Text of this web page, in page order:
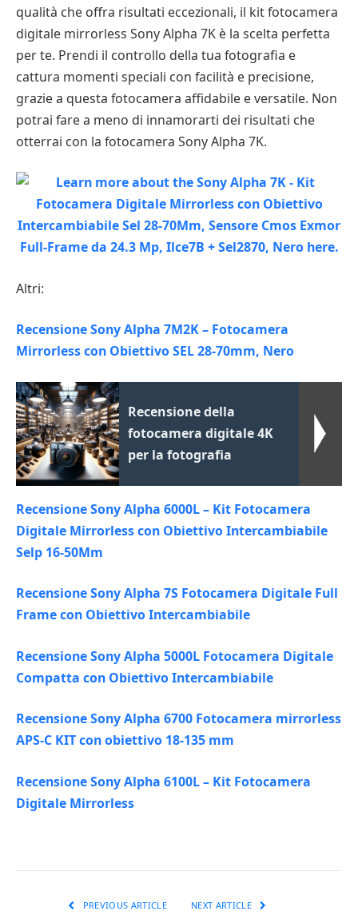
qualità che offra risultati eccezionali, il kit fotocamera
digitale mirrorless Sony Alpha 7K è la scelta perfetta
per te. Prendi il controllo della tua fotografia e
cattura momenti speciali con facilità e precisione,
grazie a questa fotocamera affidabile e versatile. Non
potrai fare a meno di innamorarti dei risultati che
otterrai con la fotocamera Sony Alpha 7K.
Altri:
Recensione Sony Alpha 7M2K – Fotocamera
Mirrorless con Obiettivo SEL 28-70mm, Nero
Recensione della
fotocamera digitale 4K
per la fotografia
Recensione Sony Alpha 6000L – Kit Fotocamera
Digitale Mirrorless con Obiettivo Intercambiabile
Selp 16-50Mm
Recensione Sony Alpha 7S Fotocamera Digitale Full
Frame con Obiettivo Intercambiabile
Recensione Sony Alpha 5000L Fotocamera Digitale
Compatta con Obiettivo Intercambiabile
Recensione Sony Alpha 6700 Fotocamera mirrorless
APS-C KIT con obiettivo 18-135 mm
Recensione Sony Alpha 6100L – Kit Fotocamera
Digitale Mirrorless
PREVIOUS ARTICLE NEXT ARTICLE